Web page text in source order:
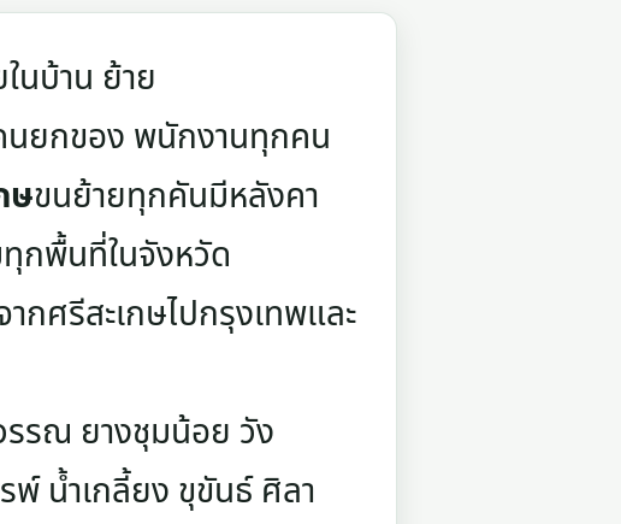
นบ้าน ย้าย
นยกของ พนักงานทุกคน
ษขนย้ายทุกคันมีหลังคา
กพื้นที่ในจังหวัด
กศรีสะเกษไปกรุงเทพและ
รณ ยางชุมน้อย วัง
น้ำเกลี้ยง ขุขันธ์ ศิลา